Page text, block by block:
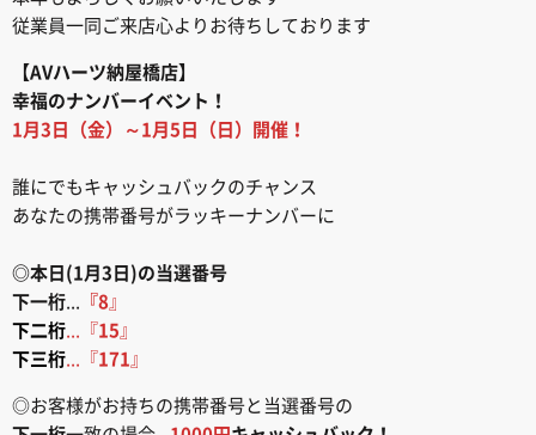
従業員一同ご来店心よりお待ちしております
【AVハーツ納屋橋店】
幸福のナンバーイベント！
1月3日（金）～1月5日（日）開催！
誰にでもキャッシュバックのチャンス
あなたの携帯番号がラッキーナンバーに
◎本日(1月3日)の当選番号
下一桁... 『8 』
下二桁...『15 』
下三桁...『171 』
◎お客様がお持ちの携帯番号と当選番号の